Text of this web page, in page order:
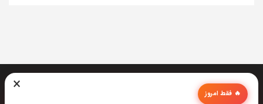
× 🔥 فقط امروز